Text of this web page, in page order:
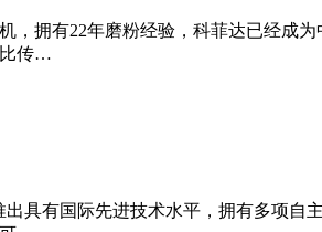
，拥有22年磨粉经验，科菲达已经成
比传…
具有国际先进技术水平，拥有多项